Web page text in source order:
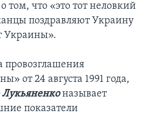
том, что «это тот неловкий
поздравляют Украину
Украины».
провозглашения
от 24 августа 1991 года,
называет
показатели